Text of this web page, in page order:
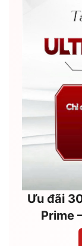
Ưu đãi
Prime